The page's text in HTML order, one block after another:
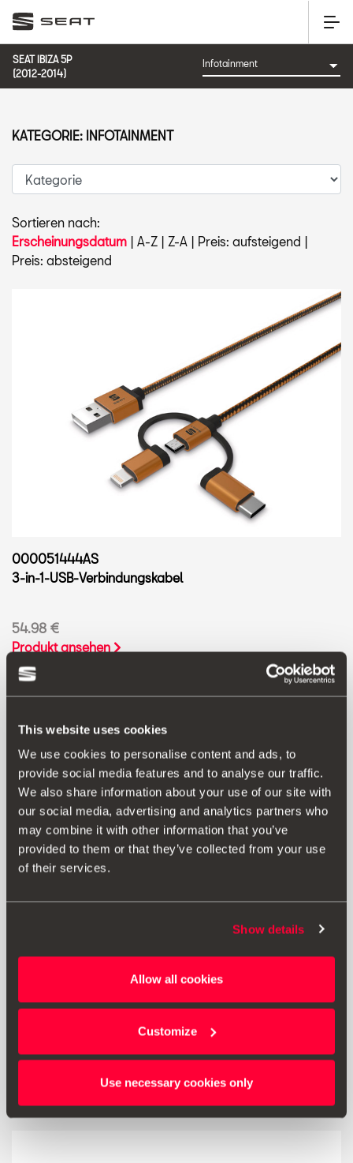
This website uses cookies
We use cookies to personalise content and ads, to
provide social media features and to analyse our traffic.
We also share information about your use of our site with
our social media, advertising and analytics partners who
may combine it with other information that you’ve
provided to them or that they’ve collected from your use
of their services.
Show details
Allow all cookies
Customize
Use necessary cookies only
SEAT IBIZA 5P
(2012-2014)
Sortieren nach:
Erscheinungsdatum | A-Z | Z-A | Preis: aufsteigend |
Preis: absteigend
000051444AS
3-in-1-USB-Verbindungskabel
54.98 €
Produkt ansehen
3-in-1-Kabel zum Laden und Datentransfer USB Typ C
KATEGORIE: INFOTAINMENT